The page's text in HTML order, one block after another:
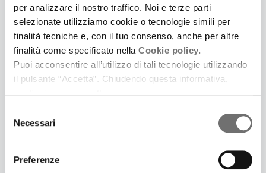
per analizzare il nostro traffico. Noi e terze parti
selezionate utilizziamo cookie o tecnologie simili per
finalità tecniche e, con il tuo consenso, anche per altre
finalità come specificato nella Cookie policy.
Puoi acconsentire all’utilizzo di tali tecnologie utilizzando
il pulsante “Accetta”. Chiudendo questa informativa,
delNecessari
Preferenze
30 Maggio 2017
GABRIELLA DEGLI ESPOSTI: CHIAMATEMI
La partigiana di Castelfranco massacrata dai
nazisti, senza che nessuno sia mai stato punito